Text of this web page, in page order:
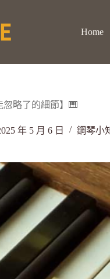
Home
略了的細節】🎹
年 5 月 6 日 鋼琴小